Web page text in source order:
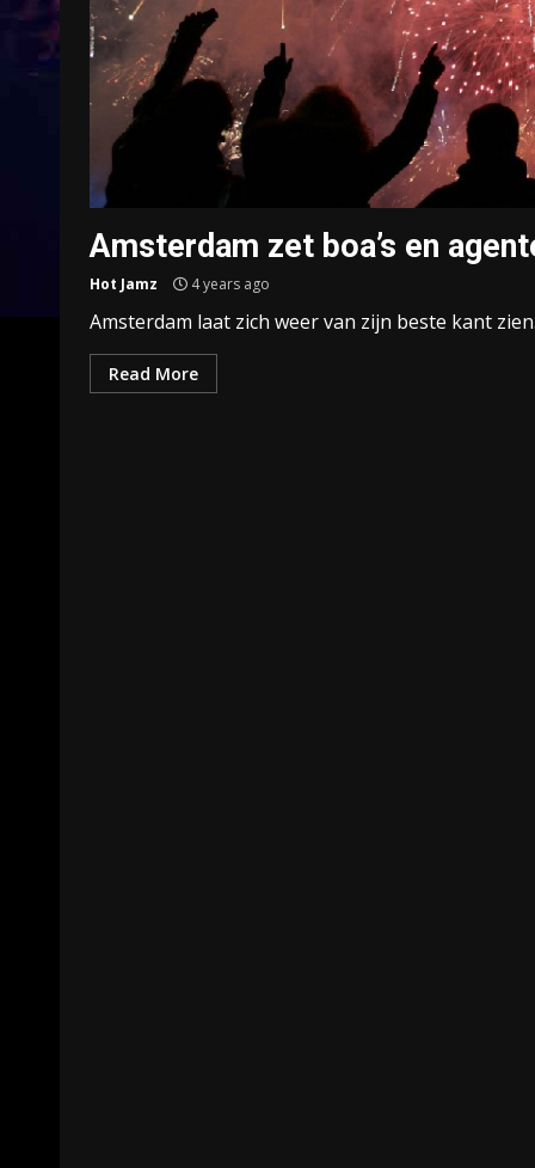
Amsterdam zet boa’s en
Hot Jamz 4 years ago
Amsterdam laat zich weer van zijn beste kant
Read More